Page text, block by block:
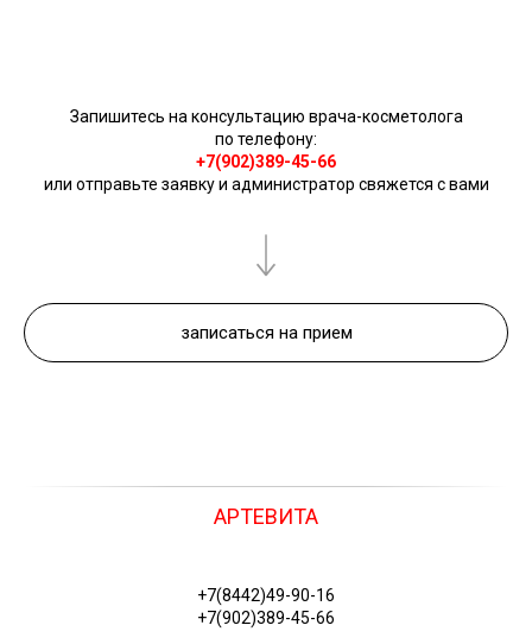
Запишитесь на консультацию врача-косметолога
по телефону:
+7(902)389-45-66
или отправьте заявку и администратор свяжется с вами
записаться на прием
АРТЕВИТА
+7(8442)49-90-16
+7(902)389-45-66